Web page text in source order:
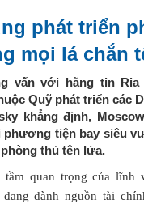
phát triển
mọi lá chắn
vấn với hãng tin Ria
Quỹ phát triển các
khẳng định,
phương tiện bay siêu
thủ tên lửa.
quan trọng của lĩnh
dành nguồn tài